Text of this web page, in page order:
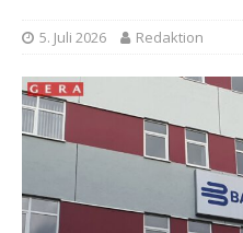
5. Juli 2026 Redaktion